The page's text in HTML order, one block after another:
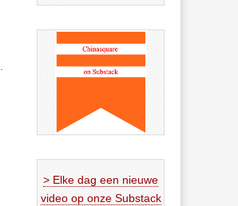
> Elke dag een nieuwe
video op onze Substack